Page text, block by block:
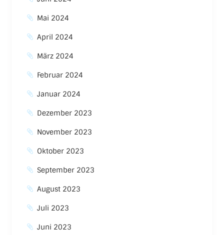
Mai 2024
April 2024
März 2024
Februar 2024
Januar 2024
Dezember 2023
November 2023
Oktober 2023
September 2023
August 2023
Juli 2023
Juni 2023